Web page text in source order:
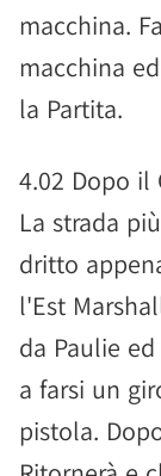
macchina.
macchina
la Partita.
4.02 Dopo il
La strada
dritto
l'Est
da Paulie
a farsi un
pistola.